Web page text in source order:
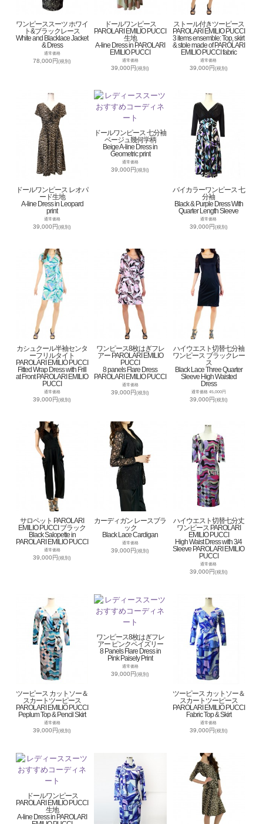
ワンピーススーツ ホワイ
ト&ブラックレース
White and Blacklace Jacket
& Dress
通常価格
78,000円(税別)
ドールワンピース
PAROLARI EMILIO PUCCI
生地
A-line Dress in PAROLARI
EMILIO PUCCI
通常価格
39,000円(税別)
ストール付きツーピース
PAROLARI EMILIO PUCCI
3 items ensemble: Top, skirt
& stole made of PAROLARI
EMILIO PUCCI fabric
通常価格
39,000円(税別)
ドールワンピース レオパ
ード生地
A-line Dress in Leopard
print
通常価格
39,000円(税別)
ドールワンピース 七分袖
ベージュ幾何学柄
Beige A-line Dress in
Geometric print
通常価格
39,000円(税別)
バイカラーワンピース 七
分袖
Black & Purple Dress With
Quarter Length Sleeve
通常価格
39,000円(税別)
カシュクール半袖センタ
ーフリルタイト
PAROLARI EMILIO PUCCI
Fitted Wrap Dress with Frill
at Front PAROLARI EMILIO
PUCCI
通常価格
39,000円(税別)
ワンピース8枚はぎフレ
アー PAROLARI EMILIO
PUCCI
8 panels Flare Dress
PAROLARI EMILIO PUCCI
通常価格
39,000円(税別)
ハイウエスト切替七分袖
ワンピース ブラックレー
ス
Black Lace Three Quarter
Sleeve High Waisted
Dress
通常価格 45,000円
39,000円(税別)
サロペット PAROLARI
EMILIO PUCCI ブラック
Black Salopette in
PAROLARI EMILIO PUCCI
通常価格
39,000円(税別)
カーディガン レースブラ
ック
Black Lace Cardigan
通常価格
39,000円(税別)
ハイウエスト切替七分丈
ワンピース PAROLARI
EMILIO PUCCI
High Waist Dress with 3/4
Sleeve PAROLARI EMILIO
PUCCI
通常価格
39,000円(税別)
ツーピース カットソー＆
スカートツーピース
PAROLARI EMILIO PUCCI
Peplum Top & Pencil Skirt
通常価格
39,000円(税別)
ワンピース8枚はぎフレ
アー ピンクペイズリー
8 Panels Flare Dress in
Pink Paisely Print
通常価格
39,000円(税別)
ツーピース カットソー＆
スカートツーピース
PAROLARI EMILIO PUCCI
Fabric Top & Skirt
通常価格
39,000円(税別)
ドールワンピース
PAROLARI EMILIO PUCCI
生地
A-line Dress in PAROLARI